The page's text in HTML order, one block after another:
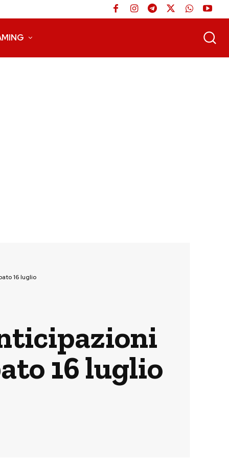
16 luglio
16 luglio